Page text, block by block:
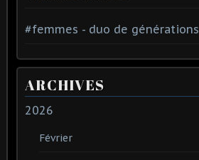
#femmes - duo de générations
ARCHIVES
2026
Février